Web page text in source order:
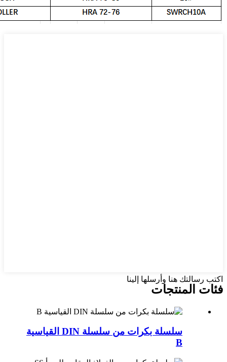
اكتب رسالتك هنا وأرسلها إلينا
فئات المنتجات
سلسلة بكرات من سلسلة DIN القياسية
B